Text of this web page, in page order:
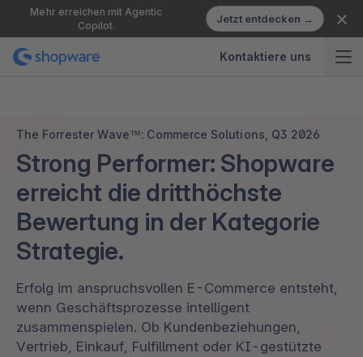
Mehr erreichen mit Agentic
Copilot.
Jetzt entdecken →
Kontaktiere uns
The Forrester Wave™: Commerce Solutions, Q3 2026
Strong Performer: Shopware
erreicht die dritthöchste
Bewertung in der Kategorie
Strategie.
Erfolg im anspruchsvollen E-Commerce entsteht,
wenn Geschäftsprozesse intelligent
zusammenspielen. Ob Kundenbeziehungen,
Vertrieb, Einkauf, Fulfillment oder KI-gestützte